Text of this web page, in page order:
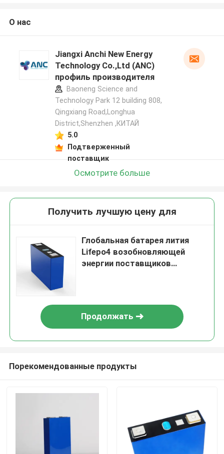
О нас
Jiangxi Anchi New Energy
Technology Co.,Ltd (ANC)
профиль производителя
Baoneng Science and
Technology Park 12 building 808,
Qingxiang Road,Longhua
District,Shenzhen ,КИТАЙ
5.0
Подтверженный
поставщик
Осмотрите больше
Получить лучшую цену для
Глобальная батарея лития
Lifepo4 возобновляющей
энергии поставщиков
Продолжать
Порекомендованные продукты